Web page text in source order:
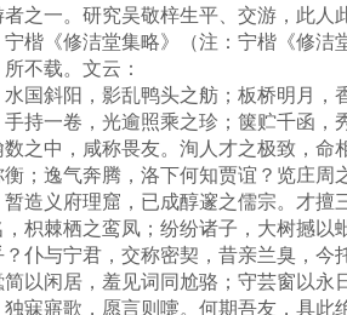
者之一。研究吴敬梓生平、交游，此人
《修洁堂集略》（注：宁楷《修洁堂
不载。文云：
斜阳，影乱鸭头之舫；板桥明月，香
手持一卷，光逾照乘之珍；箧贮千函
数之中，咸称畏友。洵人才之极致，命
衡；逸气奔腾，洛下何知贾谊？览庄周
暂造义府理窟，已成醇邃之儒宗。才擅
，枳棘栖之鸾凤；纷纷诸子，大树撼以
？仆与宁君，交称密契，昔亲兰臭，今
简以闲居，羞见词同尬骆；守芸窗以永
独寐寤歌，愿言则嚏。何期吾友，具